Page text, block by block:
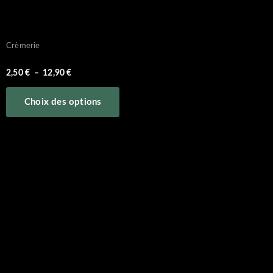
Crèmerie
2,50 € – 12,90€
Choix des options